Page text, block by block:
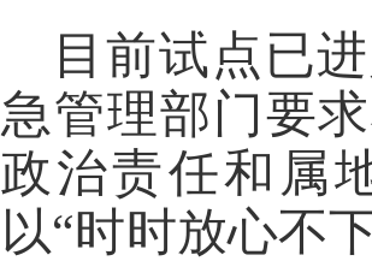
目前试点已
急管理部门要
政治责任和属
以“时时放心不